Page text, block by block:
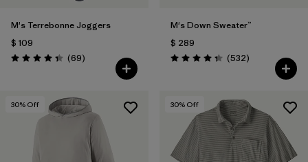
M's Terrebonne Joggers
$ 109
Valoración: 4.3 / 5
(69Comentarios
)
M's Down Sweater™
$ 289
Valoración: 4.4 / 5
(532Comentarios
)
30% Off 30% Off